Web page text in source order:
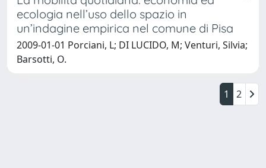
ecologia nell’uso dello spazio in
un’indagine empirica nel comune di Pisa
2009-01-01 Porciani, L; DI LUCIDO, M; Venturi, Silvia;
Barsotti, O.
1 2